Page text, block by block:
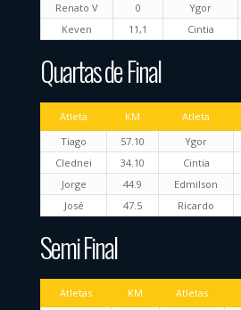
Renato V
0 Ygor
Keven
11,1 Cintia
Quartas de Final
Atleta KM Atleta
Tiago
57.10 Ygor
Clednei
34.10 Cintia
Jorge
44.9 Edmilson
José
47.5 Ricardo
Semi Final
Atletas KM Atletas